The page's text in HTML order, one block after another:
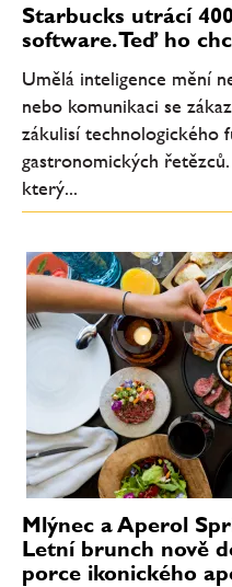
Starbucks utrácí
software. Teď ho
Umělá inteligence mění
nebo komunikaci se
zákulisí technologického
gastronomických
který...
Mlýnec a Aperol
Letní brunch nově
porce ikonického